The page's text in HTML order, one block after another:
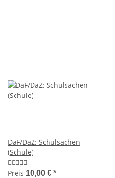
DaF/DaZ: Schulsachen
(Schule)
Preis 10,00 € *